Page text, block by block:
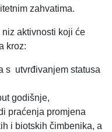
zahvatima.
aktivnosti koji će
kroz:
s utvrđivanjem statusa
godišnje,
praćenja promjena
i biotskih čimbenika, a